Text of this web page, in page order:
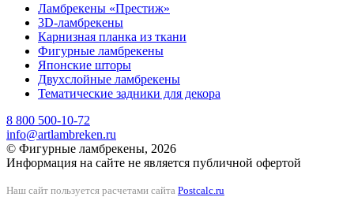
Ламбрекены «Престиж»
3D-ламбрекены
Карнизная планка из ткани
Фигурные ламбрекены
Японские шторы
Двухслойные ламбрекены
Тематические задники для декора
8 800 500-10-72
info@artlambreken.ru
© Фигурные ламбрекены, 2026
Информация на сайте не является публичной офертой
Наш сайт пользуется расчетами сайта Postcalc.ru